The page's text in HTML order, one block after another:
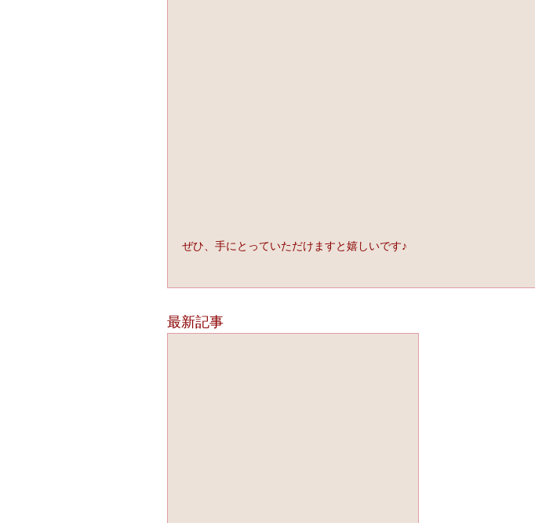
ぜひ、手にとっていただけますと嬉しいです♪
最新記事